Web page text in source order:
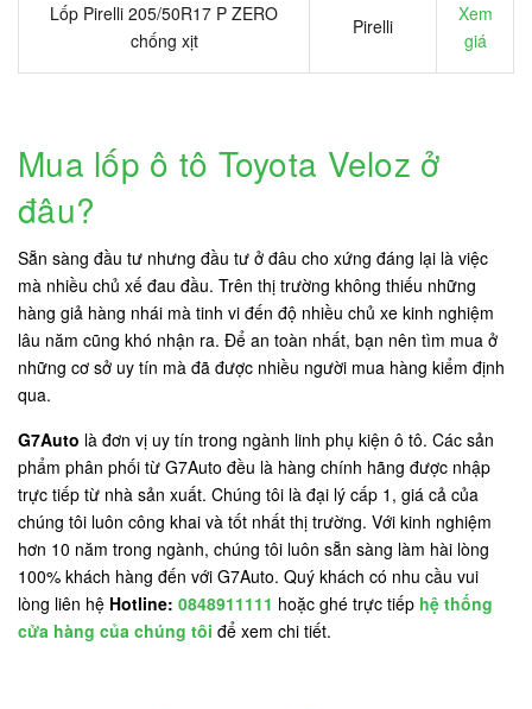
Lốp Pirelli 205/50R17 P ZERO
chống xịt
Pirelli
Xem
giá
Mua lốp ô tô Toyota Veloz ở
đâu?
Sẵn sàng đầu tư nhưng đầu tư ở đâu cho xứng đáng lại là việc
mà nhiều chủ xế đau đầu. Trên thị trường không thiếu những
hàng giả hàng nhái mà tinh vi đến độ nhiều chủ xe kinh nghiệm
lâu năm cũng khó nhận ra. Để an toàn nhất, bạn nên tìm mua ở
những cơ sở uy tín mà đã được nhiều người mua hàng kiểm định
qua.
G7Auto là đơn vị uy tín trong ngành linh phụ kiện ô tô. Các sản
phẩm phân phối từ G7Auto đều là hàng chính hãng được nhập
trực tiếp từ nhà sản xuất. Chúng tôi là đại lý cấp 1, giá cả của
chúng tôi luôn công khai và tốt nhất thị trường. Với kinh nghiệm
hơn 10 năm trong ngành, chúng tôi luôn sẵn sàng làm hài lòng
100% khách hàng đến với G7Auto. Quý khách có nhu cầu vui
lòng liên hệ Hotline: 0848911111 hoặc ghé trực tiếp hệ thống
cửa hàng của chúng tôi để xem chi tiết.